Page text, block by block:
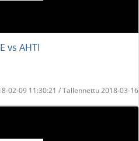
vs AHTI
02-09 11:30:21 / Tallennettu 2018-03-16